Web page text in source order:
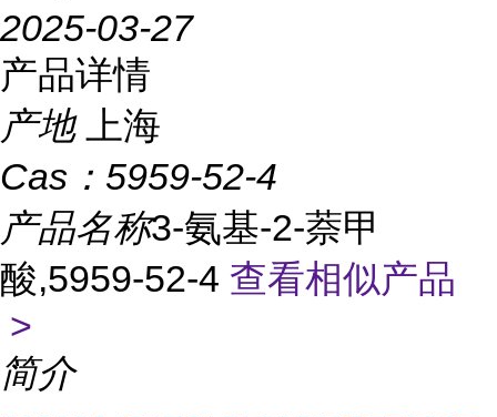
2025-03-27
产品详情
产地
上海
Cas： 5959-52-4
产品名称3-氨基-2-萘甲
酸,5959-52-4 查看相似产品
>
简介